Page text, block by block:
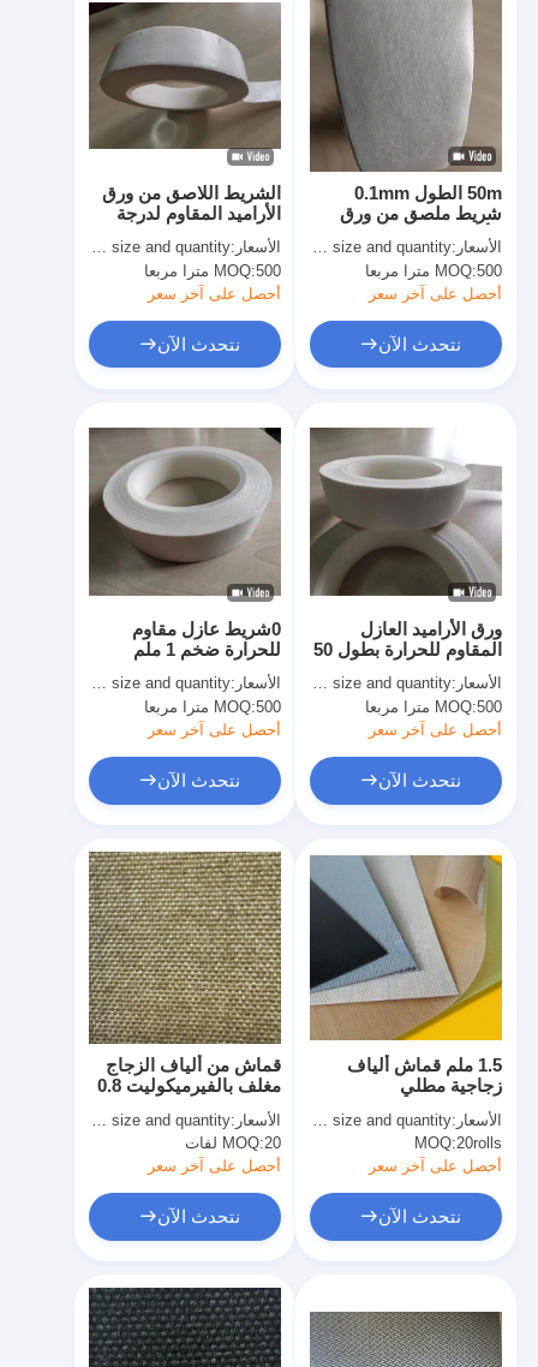
منتجات
معلومات عنا
جولة في المعمل
اتصل بنا
شريط عازل لاصق
شريط عزل قماش زجاجي
شريط عازل مقاوم للحرارة
شريط لاصق من القماش الزجاجي
شريط لاصق فيلم بوليميد
شريط لاصق رقائق الألومنيوم
شريط من القماش الزجاجي المصنوع من رقائق الألومنيوم
ورق الكرافت ذو الوجه احباط
قماش الألياف الزجاجية رقائق الألومنيوم
شريط لاصق مزدوج الجوانب
الشريط اللاصق من ورق
الأراميد المقاوم لدرجة
الحرارة طويلة المدى
-55C155C الطول 50mالأسعار:quoted as per size and quantity
MOQ:500 مترا مربعا
أحصل على آخر سعر
نتحدث الآن
50m الطول 0.1mm
شريط ملصق من ورق
الأراميد سميك معتمد من
قبل UL للتطبيقات
الصناعية
الأسعار:quoted as per size and quantity
MOQ:500 مترا مربعا
أحصل على آخر سعر
نتحدث الآن
0شريط عازل مقاوم
للحرارة ضخم 1 ملم
لدرجات الحرارة القصوى
مع ورق أراميد
الأسعار:quoted as per size and quantity
MOQ:500 مترا مربعا
أحصل على آخر سعر
نتحدث الآن
ورق الأراميد العازل
المقاوم للحرارة بطول 50
متر مع صمغ حساس
لضغط السيليكون
الأسعار:quoted as per size and quantity
MOQ:500 مترا مربعا
أحصل على آخر سعر
نتحدث الآن
قماش من ألياف الزجاج
مغلف بالفيرميكوليت 0.8
حراري
الأسعار:basing size and quantity
MOQ:20 لفات
أحصل على آخر سعر
نتحدث الآن
1.5 ملم قماش ألياف
زجاجية مطلي
1000 ملم ودرع حراري
800 درجة مئوية
الأسعار:basing size and quantity
MOQ:20rolls
أحصل على آخر سعر
نتحدث الآن